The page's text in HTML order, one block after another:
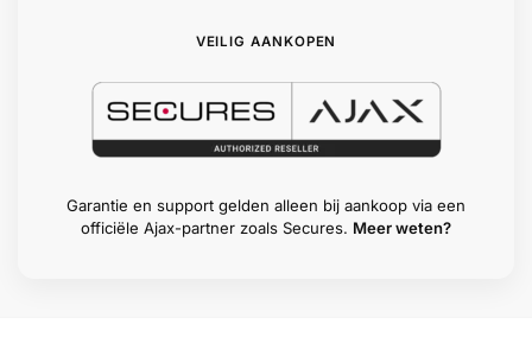
VEILIG AANKOPEN
Garantie en support gelden alleen bij aankoop via een
officiële Ajax-partner zoals Secures. Meer weten?